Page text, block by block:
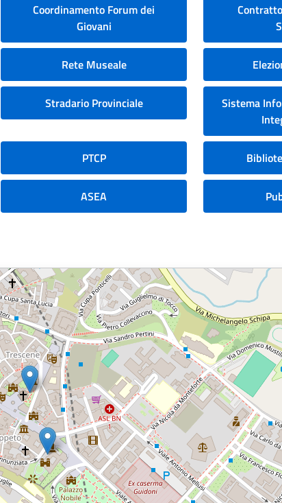
Coordinamento Forum dei
Giovani
Rete Museale
Stradario Provinciale
Sistema
PTCP
ASEA